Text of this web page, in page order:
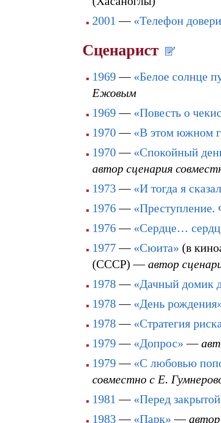
2001 — «Телефон
Сценарист
1969 — «Белое солнце
Ежовым
1969 — «Повесть о
1970 — «В этом южном
1970 — «Спокойный
автор сценария
1973 — «И тогда я
1976—
1976— «Сердце…
1977— «Сюита» (в
(СССР) —автор
1978 — «Дачный домик
1978 — «День
1978 — «Стратегия
1979 — «Допрос» —
1979 — «С любовью
совместно с Е.
1981 — «Перед
1983 — «Парк» —